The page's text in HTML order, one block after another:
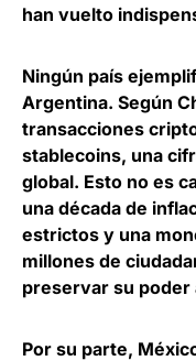
han vuelto
Ningún país
Argentina. Según
transacciones
stablecoins, una
global. Esto no es
una década de
estrictos y una
millones de
preservar su poder
Por su parte,